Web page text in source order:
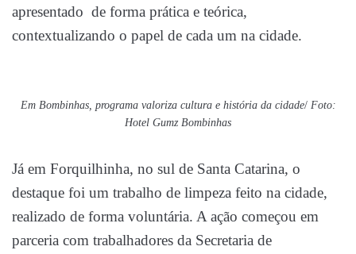
apresentado de forma prática e teórica,
contextualizando o papel de cada um na cidade.
Em Bombinhas, programa valoriza cultura e história da cidade/ Foto:
Hotel Gumz Bombinhas
Já em Forquilhinha, no sul de Santa Catarina, o
destaque foi um trabalho de limpeza feito na cidade,
realizado de forma voluntária. A ação começou em
parceria com trabalhadores da Secretaria de